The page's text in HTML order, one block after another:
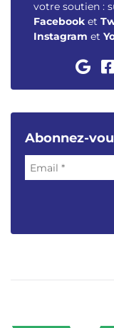
votre soutien :
Facebook et
Instagram et
Abonnez-